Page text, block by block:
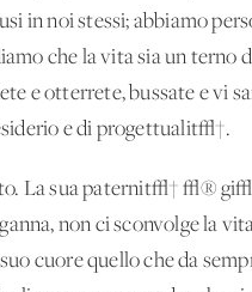
in noi stessi; abbiamo
che la vita sia un
e otterrete, bussate e vi
e di progettualit√†.
La sua paternit√† √®
non ci sconvolge la
cuore quello che da